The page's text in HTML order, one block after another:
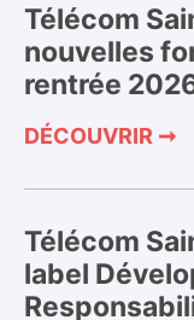
Télécom
nouvelles
rentrée
DÉCOUVRIR ➞
Télécom
label